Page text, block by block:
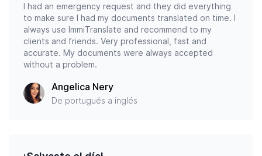
I had an emergency request and they did everything
to make sure I had my documents translated on time. I
always use ImmiTranslate and recommend to my
clients and friends. Very professional, fast and
accurate. My documents were always accepted
without a problem.
Angelica Nery
De portugués a inglés